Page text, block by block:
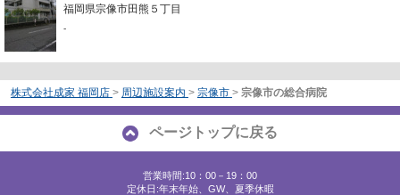
福岡県宗像市田熊５丁目
-
株式会社成家 福岡店 > 周辺施設案内 > 宗像市 > 宗像市の総合病院
ページトップに戻る
営業時間:10：00－19：00
定休日:年末年始、GW、夏季休暇